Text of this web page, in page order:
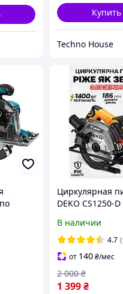
Купить
Techno House
мм,
Циркулярная
DEKO CS1250-
лазером ручная
дисковая пила
дереву металла
пластика
В наличии
4.7
от 140₴/мес
1 399₴
2 000 ₴